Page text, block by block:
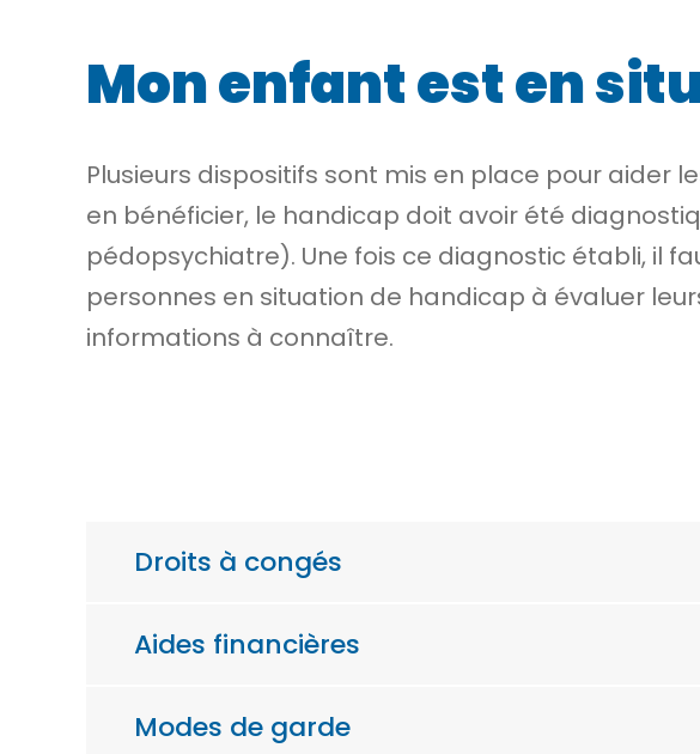
Mon enfant est en
Plusieurs dispositifs sont mis en place pour aider
en bénéficier, le handicap doit avoir été
pédopsychiatre). Une fois ce diagnostic établi, il
personnes en situation de handicap à évaluer
informations à connaître.
Droits à congés
Aides financières
Modes de garde